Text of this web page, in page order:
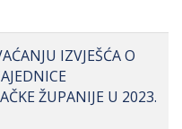
IZVJEŠĆA O
ŽUPANIJE U 2023.